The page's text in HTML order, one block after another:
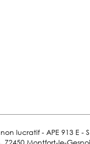
lucratif - APE 913 E -